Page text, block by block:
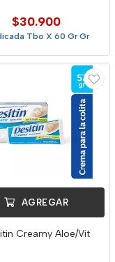
$30.900
Tbo X 60 Gr Gr
AGREGAR
Creamy Aloe/Vit